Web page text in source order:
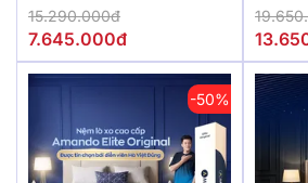
15.290.000đ
7.645.000đ
-50%